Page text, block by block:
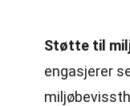
Støtte til
engasjerer